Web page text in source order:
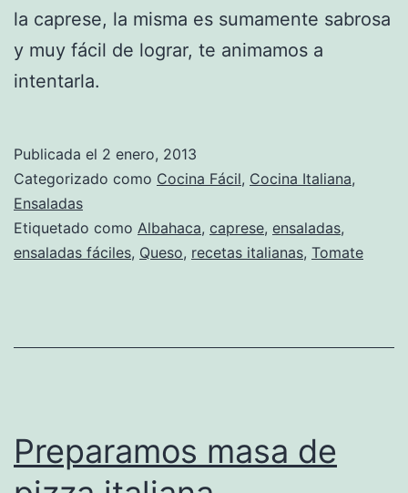
la caprese, la misma es sumamente sabrosa
y muy fácil de lograr, te animamos a
intentarla.
Publicada el 2 enero, 2013
Categorizado como Cocina Fácil, Cocina Italiana,
Ensaladas
Etiquetado como Albahaca, caprese, ensaladas,
ensaladas fáciles, Queso, recetas italianas, Tomate
Preparamos masa de